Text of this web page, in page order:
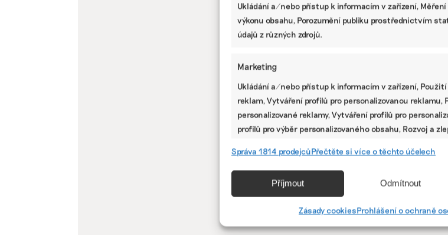
Ukládání a/nebo přístup k informacím v zařízení,
výkonu obsahu, Porozumění publiku prostřednictvím
údajů z různých zdrojů.
Marketing
Ukládání a/nebo přístup k informacím v zařízení,
reklam, Vytváření profilů pro personalizovanou reklamu,
personalizované reklamy, Vytváření profilů pro
profilů pro výběr personalizovaného obsahu, Rozvoj a
Přiřazování a kombinování údajů z jiných zdrojů údajů,
zařízení, Identifikace zařízení na základě automaticky
Správa 1814 prodejcůPřečtěte si více o těchto účelech
Příjmout Odmítnout
Zásady cookiesProhlášení o ochraně